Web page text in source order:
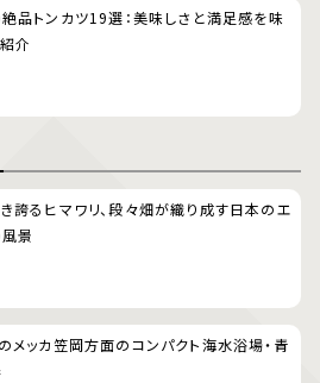
品トンカツ19選：美味しさと満足感を味
介
誇るヒマワリ、段々畑が織り成す日本のエ
景
メッカ笠岡方面のコンパクト海水浴場・青